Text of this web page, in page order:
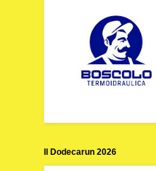
Il Dodecarun 2026